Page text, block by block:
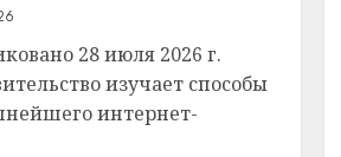
28 июля 2026 г.
изучает способы
интернет-